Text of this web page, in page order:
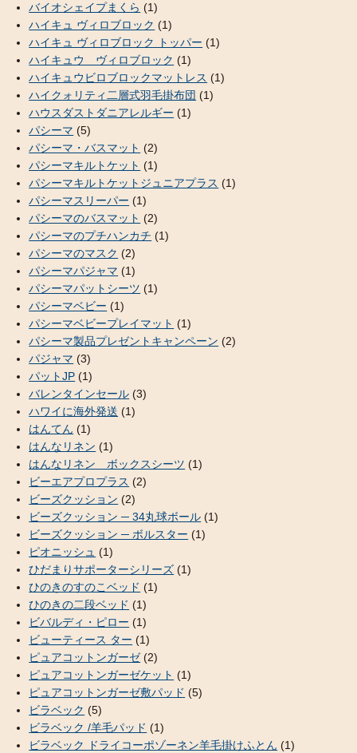
バイオシェイプまくら (1)
ハイキュ ヴィロブロック (1)
ハイキュ ヴィロブロック トッパー (1)
ハイキュウ ヴィロブロック (1)
ハイキュウビロブロックマットレス (1)
ハイクォリティ二層式羽毛掛布団 (1)
ハウスダストダニアレルギー (1)
パシーマ (5)
パシーマ・バスマット (2)
パシーマキルトケット (1)
パシーマキルトケットジュニアプラス (1)
パシーマスリーパー (1)
パシーマのバスマット (2)
パシーマのプチハンカチ (1)
パシーマのマスク (2)
パシーマパジャマ (1)
パシーマパットシーツ (1)
パシーマベビー (1)
パシーマベビープレイマット (1)
パシーマ製品プレゼントキャンペーン (2)
パジャマ (3)
パットJP (1)
バレンタインセール (3)
ハワイに海外発送 (1)
はんてん (1)
はんなリネン (1)
はんなリネン ボックスシーツ (1)
ビーエアプロプラス (2)
ビーズクッション (2)
ビーズクッション ─ 34丸球ボール (1)
ビーズクッション ─ ボルスター (1)
ピオニッシュ (1)
ひだまりサポーターシリーズ (1)
ひのきのすのこベッド (1)
ひのきの二段ベッド (1)
ビバルディ・ピロー (1)
ビューティース ター (1)
ピュアコットンガーゼ(2)
ピュアコットンガーゼケット (1)
ピュアコットンガーゼ敷パッド (5)
ビラベック (5)
ビラベック /羊毛パッド (1)
ビラベック ドライコーポゾーネン羊毛掛けふとん (1)